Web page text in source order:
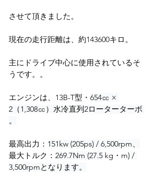
させて頂きました。
現在の走行距離は、約143600キロ。
主にドライブ中心に使用されているそ
うです。。
エンジンは、13B-T型・ 654㏄ ×
2（1,308㏄）水冷直列2ローターターボ
。
最高出力： 151kw (205ps) / 6,500rpm、
最大トルク： 269.7Nm (27.5 kg・m) /
3,500rpmとなります。